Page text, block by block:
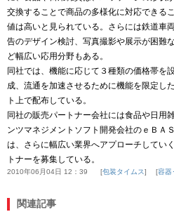
交換することで商品の多様化に対応できる
値は高いと見られている。さらには鉄道車
告のデザイン検討、写真撮影や展示が困難
ど幅広い応用分野もある。
同社では、機能に応じて３種類の価格帯を
成、流通を加速させるために機能を限定し
ト上で配布している。
同社の販売パートナー会社には食品や日用
ンツマネジメントソフト開発会社のｅＢＡ
は、さらに幅広い業界へアプローチしてい
トナーを募集している。
2010年06月04日 12：39 包装タイムス 容器
関連記事